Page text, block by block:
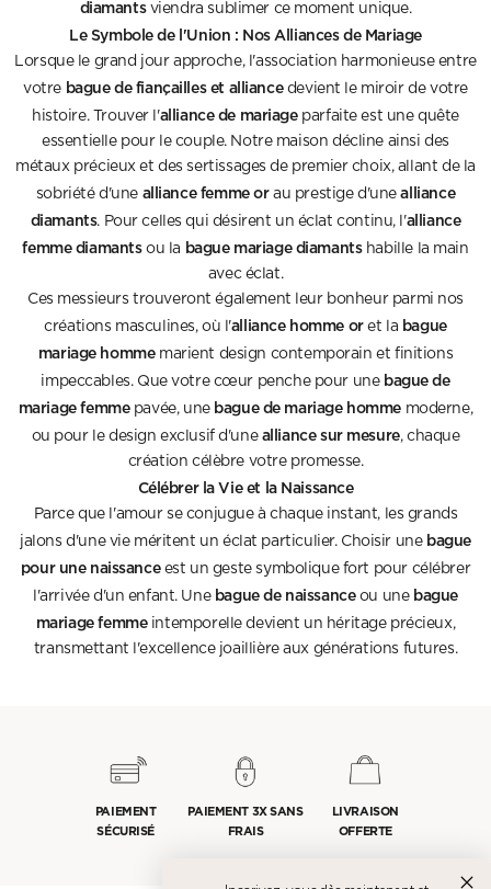
diamantsviendra sublimer ce moment unique.
Le Symbole de l'Union : Nos Alliances de Mariage
Lorsque le grand jour approche, l'association harmonieuse entre
votre bague de fiançailles et alliancedevient le miroir de votre
histoire. Trouver l'alliance de mariageparfaite est une quête
essentielle pour le couple. Notre maison décline ainsi des
métaux précieux et des sertissages de premier choix, allant de la
sobriété d'une alliance femme orau prestige d'unealliance
diamants. Pour celles qui désirent un éclat continu, l'alliance
femme diamantsou la bague mariage diamantshabille la main
avec éclat.
Ces messieurs trouveront également leur bonheur parmi nos
créations masculines, où l'alliance homme oret la bague
mariage hommemarient design contemporain et finitions
impeccables. Que votre cœur penche pour une bague de
mariage femmepavée, une bague de mariage homme moderne,
ou pour le design exclusif d'une alliance sur mesure, chaque
création célèbre votre promesse.
Célébrer la Vie et la Naissance
Parce que l'amour se conjugue à chaque instant, les grands
jalons d'une vie méritent un éclat particulier. Choisir une bague
pour une naissanceest un geste symbolique fort pour célébrer
l'arrivée d'un enfant. Une bague de naissanceou une bague
mariage femmeintemporelle devient un héritage précieux,
transmettant l'excellence joaillière aux générations futures.
PAIEMENT
SÉCURISÉ
PAIEMENT 3X SANS
FRAIS
LIVRAISON
OFFERTE